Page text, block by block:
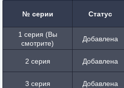
№ серии Статус
1 серия (Вы
смотрите)
Добавлена
2 серия Добавлена
3 серия Добавлена